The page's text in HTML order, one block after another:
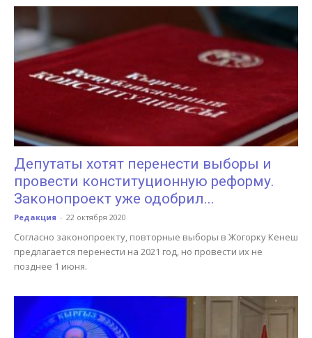
Депутаты хотят перенести выборы и
провести конституционную реформу.
Законопроект уже одобрил...
Редакция - 22 октября 2020
Согласно законопроекту, повторные выборы в Жогорку Кенеш
предлагается перенести на 2021 год, но провести их не
позднее 1 июня.